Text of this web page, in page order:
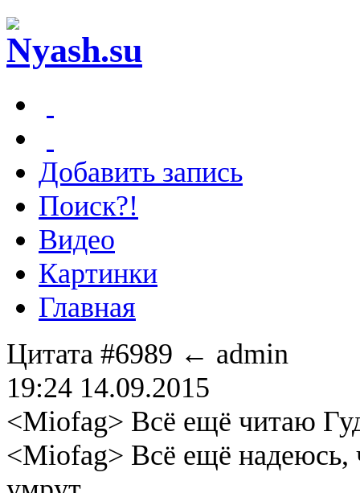
Добавить запись
Поиск?!
Видео
Картинки
Главная
Цитата #6989 ← admin
19:24 14.09.2015
<Miofag> Всё ещё читаю
<Miofag> Всё ещё надеюсь,